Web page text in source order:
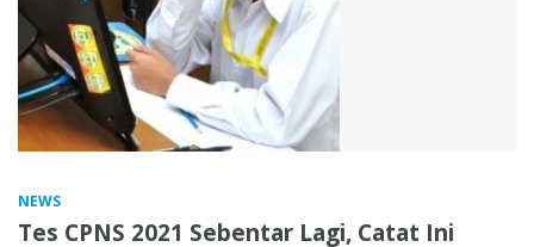
NEWS
Tes CPNS 2021 Sebentar Lagi, Catat Ini